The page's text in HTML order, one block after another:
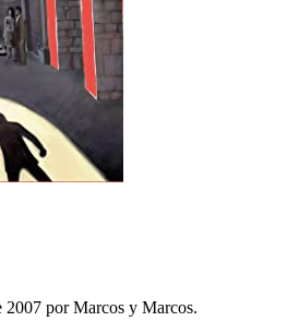
2007 por Marcos y Marcos.